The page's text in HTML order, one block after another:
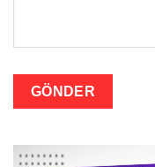
GÖNDER